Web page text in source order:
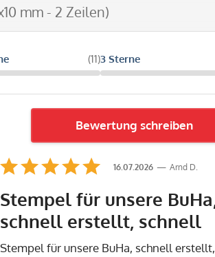
mm - 2 Zeilen)
(11)3 Sterne
Bewertung schreiben
Arnd D.
16.07.2026
Stempel für unsere BuHa,
schnell erstellt, schnell
Stempel für unsere BuHa, schnell erstellt,